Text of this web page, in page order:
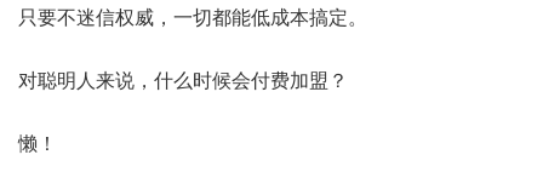
只要不迷信权威，一切都能低成本搞定。
对聪明人来说，什么时候会付费加盟？
懒！